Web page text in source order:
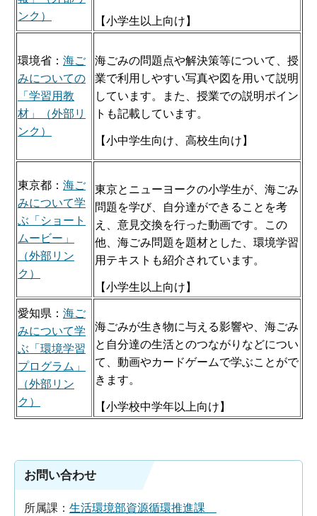
ンク）
【小学生以上向け】
環境省： 海ご
みについての
「学習用教
材」（外部リ
ンク）
海ごみの問題点や解決策等について、授
業で利用しやすい写真や図を用いて説明
しています。また、授業での説明ポイン
トも記載しています。
【小中学生向け、高校生向け】
東京都： 海ご
みについて学
ぶ「ショート
ムービー」
（外部リン
ク）
東京とニューヨークの小学生が、海ごみ
問題を学び、自分達ができることを考
え、意見交換を行った動画です。この
他、海ごみ問題を題材とした、環境学習
用テキストも紹介されています。
【小学生以上向け】
愛知県： 海ご
みについて学
ぶ「環境学習
プログラム」
（外部リン
ク）
海ごみが生き物に与える影響や、海ごみ
と自分達の生活とのつながりなどについ
て、動画やカードゲームで学ぶことがで
きます。
【小学校中学年以上向け】
お問い合わせ
所属課： 生活環境部資源循環推進課